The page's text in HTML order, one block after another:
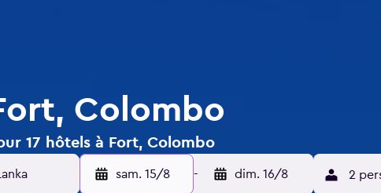
Colombo
17 hôtels à Fort, Colombo
sam. 15/8 - dim. 16/8 2